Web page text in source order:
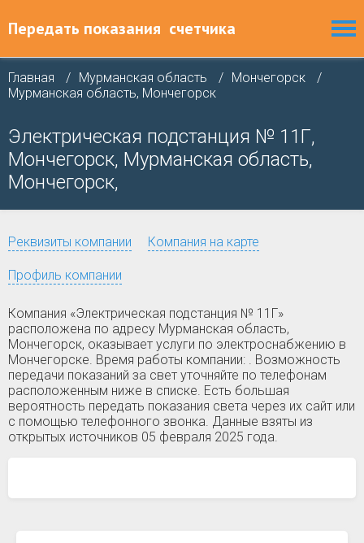
Передать показания счетчика
Главная Мурманская область
Мончегорск
Мурманская область, Мончегорск
Электрическая подстанция № 11Г,
Мончегорск, Мурманская область,
Мончегорск,
Реквизиты компании Компания на карте
Профиль компании
Компания «Электрическая подстанция № 11Г»
расположена по адресу Мурманская область,
Мончегорск, оказывает услуги по электроснабжению в
Мончегорске. Время работы компании: . Возможность
передачи показаний за свет уточняйте по телефонам
расположенным ниже в списке. Есть большая
вероятность передать показания света через их сайт или
с помощью телефонного звонка. Данные взяты из
открытых источников 05 февраля 2025 года.